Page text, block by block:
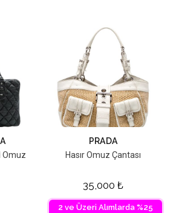
Omuz
PRADA
Hasır Omuz Çantası
35,000 ₺
2 ve Üzeri Alımlarda %25